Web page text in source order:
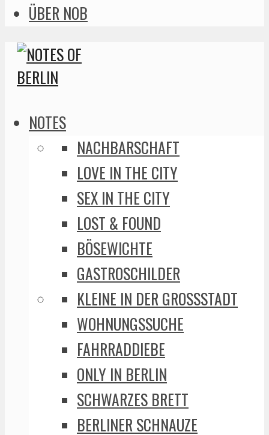
ÜBER NOB
NOTES
NACHBARSCHAFT
LOVE IN THE CITY
SEX IN THE CITY
LOST & FOUND
BÖSEWICHTE
GASTROSCHILDER
KLEINE IN DER GROSSSTADT
WOHNUNGSSUCHE
FAHRRADDIEBE
ONLY IN BERLIN
SCHWARZES BRETT
BERLINER SCHNAUZE